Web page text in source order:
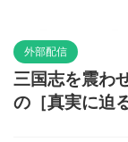
外部配信
三国志を震わ
の［真実に迫る